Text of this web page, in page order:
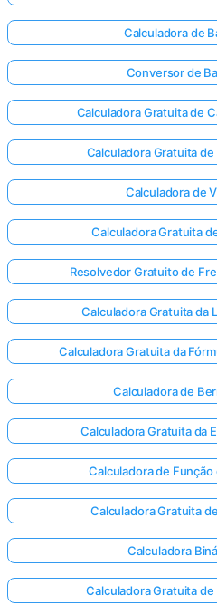
não
sua
Calculadora de
Conversor de
Calculadora Gratuita de
Calculadora Gratuita
Calculadora de
Calculadora Gratuita
Resolvedor Gratuito de
Calculadora Gratuita da
Calculadora Gratuita da
Calculadora de
Calculadora Gratuita da
Calculadora de
Calculadora Gratuita
Calculadora
Calculadora Gratuita